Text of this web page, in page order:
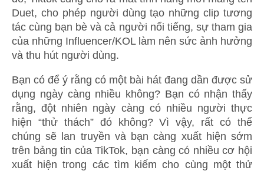
Duet, cho phép người dùng tạo những clip tương
tác cùng bạn bè và cả người nổi tiếng, sự tham gia
của những Influencer/KOL làm nên sức ảnh hưởng
và thu hút người dùng.
Bạn có để ý rằng có một bài hát đang dần được sử
dụng ngày càng nhiều không? Bạn có nhận thấy
rằng, đột nhiên ngày càng có nhiều người thực
hiện “thử thách” đó không? Vì vậy, rất có thể
chúng sẽ lan truyền và bạn càng xuất hiện sớm
trên bảng tin của TikTok, bạn càng có nhiều cơ hội
xuất hiện trong các tìm kiếm cho cùng một thử